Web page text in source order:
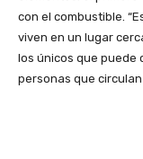
con el combustible.
viven en un lugar
los únicos que puede
personas que